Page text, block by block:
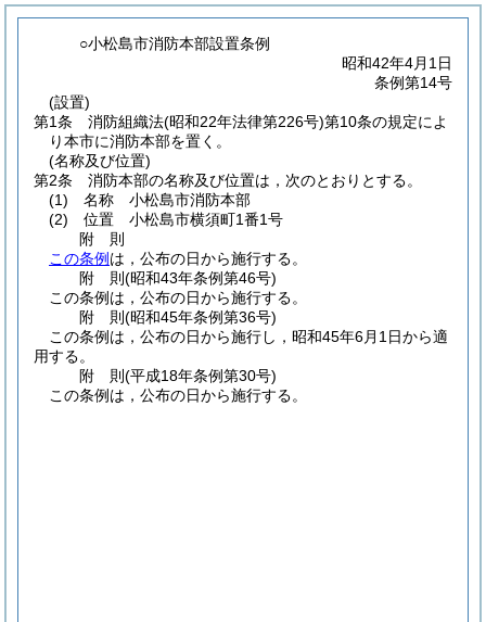
○小松島市消防本部設置条例
昭和42年4月1日
条例第14号
(設置)
第1条
消防組織法(昭和22年法律第226号)第10条の規定によ
り本市に消防本部を置く。
(名称及び位置)
第2条
消防本部の名称及び位置は，次のとおりとする。
(1)
名称 小松島市消防本部
(2)
位置 小松島市横須町1番1号
附 則
この条例 は，公布の日から施行する。
附 則(昭和43年条例第46号)
この条例は，公布の日から施行する。
附 則(昭和45年条例第36号)
この条例は，公布の日から施行し，昭和45年6月1日から適
用する。
附 則(平成18年条例第30号)
この条例は，公布の日から施行する。